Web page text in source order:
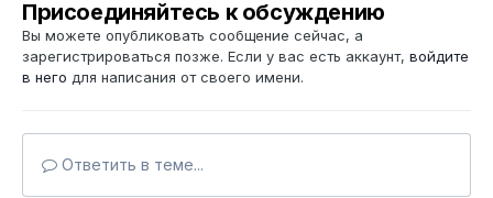
Присоединяйтесь к обсуждению
Вы можете опубликовать сообщение сейчас, а
зарегистрироваться позже. Если у вас есть аккаунт, войдите
в него для написания от своего имени.
Ответить в теме...